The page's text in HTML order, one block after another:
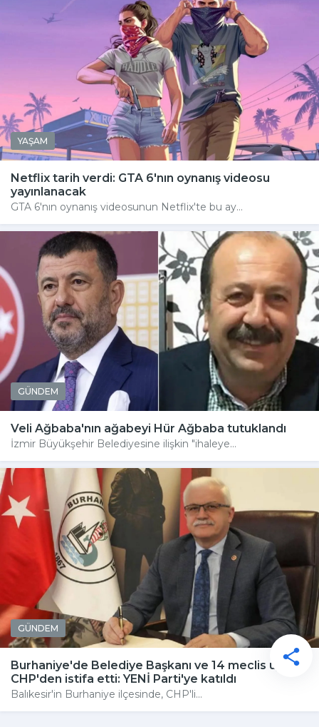
YAŞAM
Netflix tarih verdi: GTA 6'nın oynanış videosu
yayınlanacak
GTA 6'nın oynanış videosunun Netflix'te bu ay...
GÜNDEM
Veli Ağbaba'nın ağabeyi Hür Ağbaba tutuklandı
İzmir Büyükşehir Belediyesine ilişkin "ihaleye...
GÜNDEM
Burhaniye'de Belediye Başkanı ve 14 meclis üyesi
CHP'den istifa etti: YENİ Parti'ye katıldı
Balıkesir'in Burhaniye ilçesinde, CHP'li...